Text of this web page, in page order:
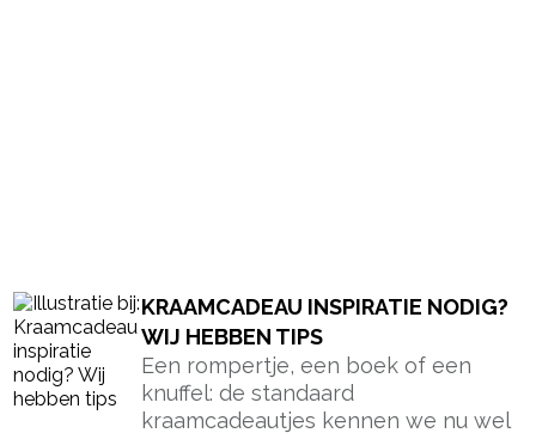
KRAAMCADEAU INSPIRATIE NODIG?
WIJ HEBBEN TIPS
Een rompertje, een boek of een
knuffel: de standaard
kraamcadeautjes kennen we nu wel